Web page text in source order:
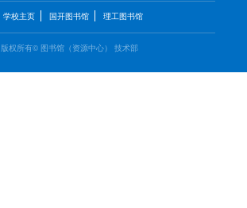
学校主页 国开图书馆 理工图书馆
版权所有© 图书馆（资源中心） 技术部